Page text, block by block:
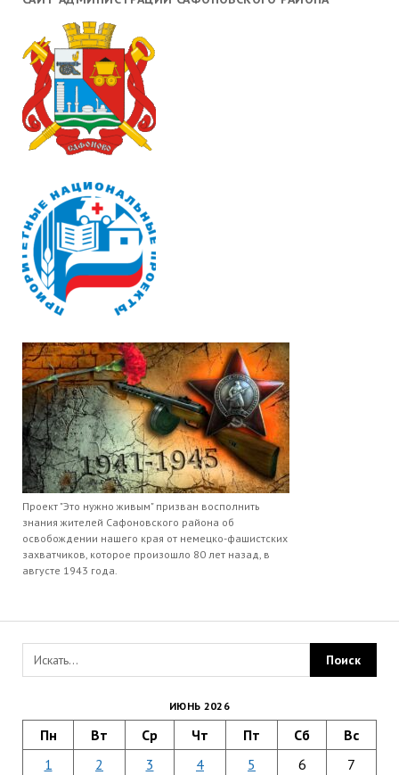
Проект "Это нужно живым" призван восполнить
знания жителей Сафоновского района об
освобождении нашего края от немецко-фашистских
захватчиков, которое произошло 80 лет назад, в
августе 1943 года.
ИЮНЬ 2026
Пн Вт Ср Чт Пт Сб Вс
1 2 3 4 5 6
7